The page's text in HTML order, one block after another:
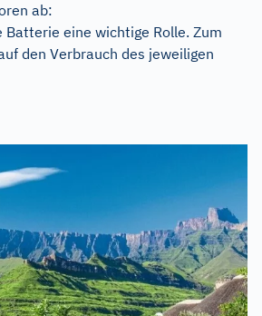
ab:
Batterie eine wichtige Rolle. Zum
den Verbrauch des jeweiligen